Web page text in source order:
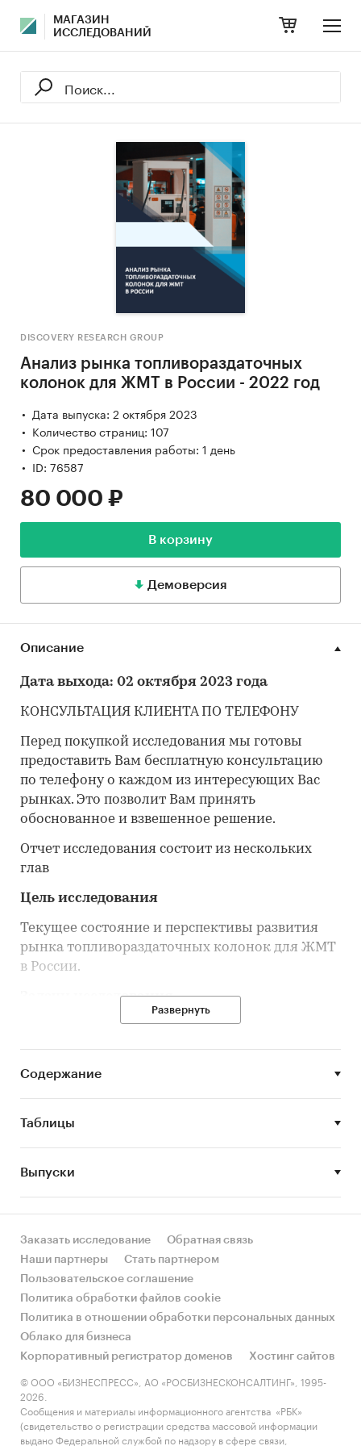
МАГАЗИН
ИССЛЕДОВАНИЙ
DISCOVERY RESEARCH GROUP
Анализ рынка топливораздаточных
колонок для ЖМТ в России - 2022 год
Дата выпуска: 2 октября 2023
Количество страниц: 107
Срок предоставления работы: 1 день
ID: 76587
80 000 ₽
В корзину
Демоверсия
Описание
Дата выхода: 02 октября 2023 года
КОНСУЛЬТАЦИЯ КЛИЕНТА ПО ТЕЛЕФОНУ
Перед покупкой исследования мы готовы
предоставить Вам бесплатную консультацию
по телефону о каждом из интересующих Вас
рынках. Это позволит Вам принять
обоснованное и взвешенное решение.
Отчет исследования состоит из нескольких
глав
Цель исследования
Текущее состояние и перспективы развития
рынка топливораздаточных колонок для ЖМТ
в России.
Задачи исследования
Объем, темпы роста и динамика развития
рынка топливораздаточных колонок для
ЖМТ.
Россию. ИНН, название, объем ввоза.
объем ввоза.
топливораздаточных колонок для ЖМТ в
Сегментация рынка топливораздаточных
колонок для ЖМТ в России (будет
подготовлено 4 разных отчета, названия
товарных категорий, которым будут
посвящены отчеты, приведены в разделе
«товарные категории»).
Развернуть
Содержание
Таблицы
Выпуски
Заказать исследование
Обратная связь
Наши партнеры
Стать партнером
Пользовательское соглашение
Политика обработки файлов cookie
Политика в отношении обработки персональных данных
Облако для бизнеса
Корпоративный регистратор доменов
Хостинг сайтов
© ООО «БИЗНЕСПРЕСС», АО «РОСБИЗНЕСКОНСАЛТИНГ», 1995-
2026.
Сообщения и материалы информационного агентства «РБК»
(свидетельство о регистрации средства массовой информации
выдано Федеральной службой по надзору в сфере связи,